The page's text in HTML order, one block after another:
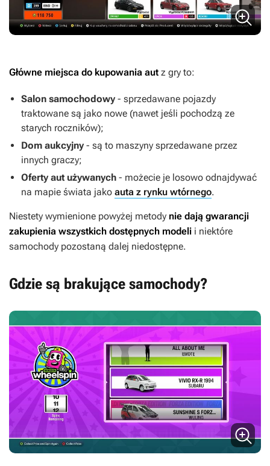
Główne miejsca do kupowania aut z gry to:
Salon samochodowy - sprzedawane pojazdy
traktowane są jako nowe (nawet jeśli pochodzą ze
starych roczników);
Dom aukcyjny - są to maszyny sprzedawane przez
innych graczy;
Oferty aut używanych - możecie je losowo odnajdywać
na mapie świata jako auta z rynku wtórnego.
Niestety wymienione powyżej metody nie dają gwarancji
zakupienia wszystkich dostępnych modeli i niektóre
samochody pozostaną dalej niedostępne.
Gdzie są brakujące samochody?